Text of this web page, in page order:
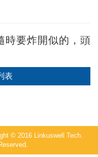
時要炸開似的，頭
表
© 2016 Linkuswell Tech.